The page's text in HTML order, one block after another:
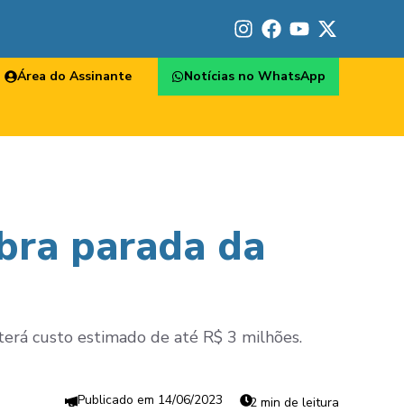
Área do Assinante Notícias no WhatsApp
parada da
custo estimado de até R$ 3 milhões.
14/06/2023 2 min de leitura